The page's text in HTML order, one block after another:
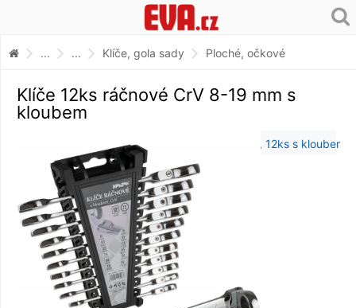
... ... Klíče, gola sady Ploché, očkové
Klíče 12ks ráčnové CrV 8-19 mm s
kloubem